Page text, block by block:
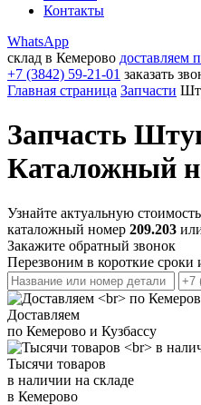
Контакты
WhatsApp
склад в Кемерово доставляем
+7 (3842) 59-21-01 заказать
Главная страница Запчасти
Запчасть
Каталожный
Узнайте актуальную
каталожный номер 209.203
Закажите обратный звонок
Перезвоним в короткие сроки
Доставляем
по Кемерово и Кузбассу
Тысячи товаров
в наличии на складе
в Кемерово